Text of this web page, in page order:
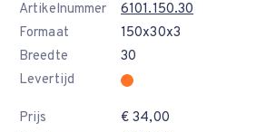
Artikelnummer
6101.150.30
Formaat
150x30x3
Breedte
30
Levertijd
Prijs
€ 34,00